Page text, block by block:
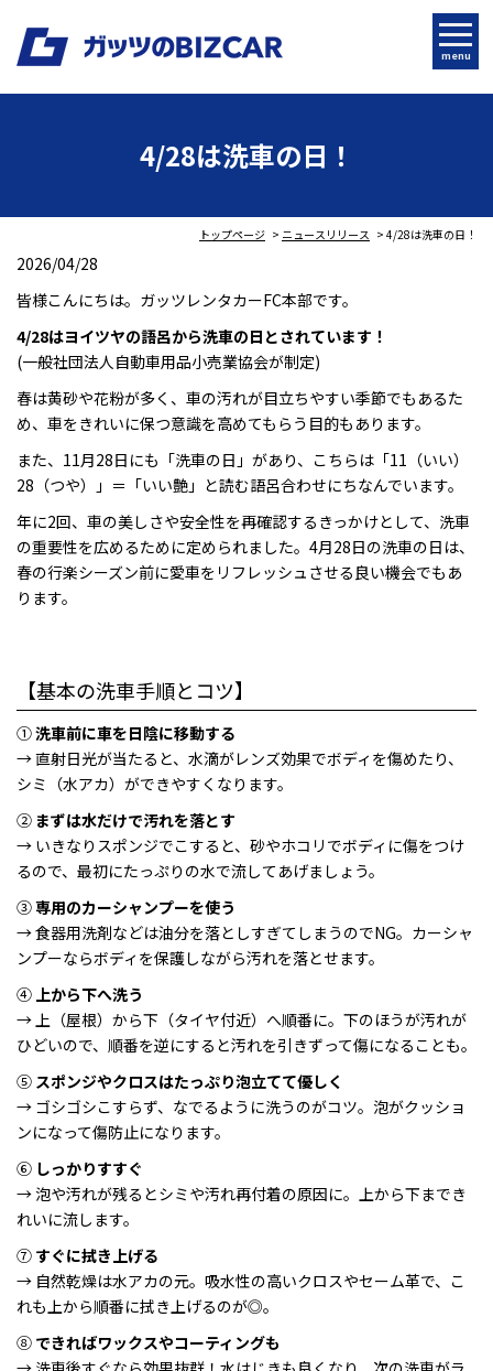
menu
4/28は洗車の日！
トップページ ニュースリリース 4/28は洗車の日！
2026/04/28
皆様こんにちは。ガッツレンタカーFC本部です。
4/28はヨイツヤの語呂から洗車の日とされています！
(一般社団法人自動車用品小売業協会が制定)
春は黄砂や花粉が多く、車の汚れが目立ちやすい季節でもあるた
め、車をきれいに保つ意識を高めてもらう目的もあります。
また、11月28日にも「洗車の日」があり、こちらは「11（いい）
28（つや）」＝「いい艶」と読む語呂合わせにちなんでいます。
年に2回、車の美しさや安全性を再確認するきっかけとして、洗車
の重要性を広めるために定められました。4月28日の洗車の日は、
春の行楽シーズン前に愛車をリフレッシュさせる良い機会でもあ
ります。
【基本の洗車手順とコツ】
①洗車前に車を日陰に移動する
→ 直射日光が当たると、水滴がレンズ効果でボディを傷めたり、
シミ（水アカ）ができやすくなります。
② まずは水だけで汚れを落とす
→ いきなりスポンジでこすると、砂やホコリでボディに傷をつけ
るので、最初にたっぷりの水で流してあげましょう。
③専用のカーシャンプーを使う
→ 食器用洗剤などは油分を落としすぎてしまうのでNG。カーシャ
ンプーならボディを保護しながら汚れを落とせます。
④ 上から下へ洗う
→ 上（屋根）から下（タイヤ付近）へ順番に。下のほうが汚れが
ひどいので、順番を逆にすると汚れを引きずって傷になることも。
⑤ スポンジやクロスはたっぷり泡立てて優しく
→ ゴシゴシこすらず、なでるように洗うのがコツ。泡がクッショ
ンになって傷防止になります。
⑥ しっかりすすぐ
→ 泡や汚れが残るとシミや汚れ再付着の原因に。上から下までき
れいに流します。
⑦ すぐに拭き上げる
→ 自然乾燥は水アカの元。吸水性の高いクロスやセーム革で、こ
れも上から順番に拭き上げるのが◎。
⑧ できればワックスやコーティングも